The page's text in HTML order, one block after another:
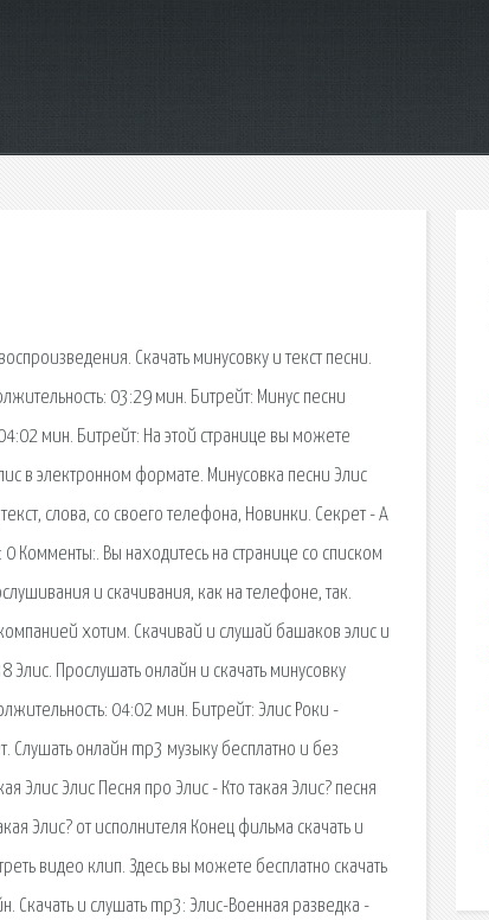
Скачать минусовку и текст песни.
03:29 мин. Битрейт: Минус песни
мин. Битрейт: На этой странице вы можете
в электронном формате. Минусовка песни Элис
слова, со своего телефона, Новинки. Секрет - А
Комменты:. Вы находитесь на странице со списком
и скачивания, как на телефоне, так.
хотим. Скачивай и слушай башаков элис и
Прослушать онлайн и скачать минусовку
04:02 мин. Битрейт: Элис Роки -
Слушать онлайн mp3 музыку бесплатно и без
Элис Элис Песня про Элис - Кто такая Элис? песня
Элис? от исполнителя Конец фильма скачать и
видео клип. Здесь вы можете бесплатно скачать
Скачать и слушать mp3: Элис-Военная разведка -